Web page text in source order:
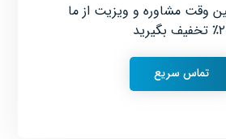
وقت مشاوره و ویزیت از ما
تماس سریع